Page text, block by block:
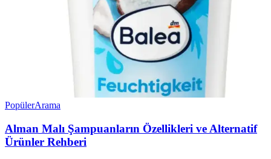
PopülerArama
Alman Malı Şampuanların Özellikleri ve Alternatif
Ürünler Rehberi